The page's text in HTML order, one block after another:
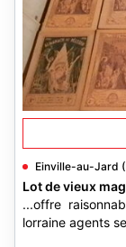
Einville-au-Jard
Lot de vieux
...offre
lorraine agents